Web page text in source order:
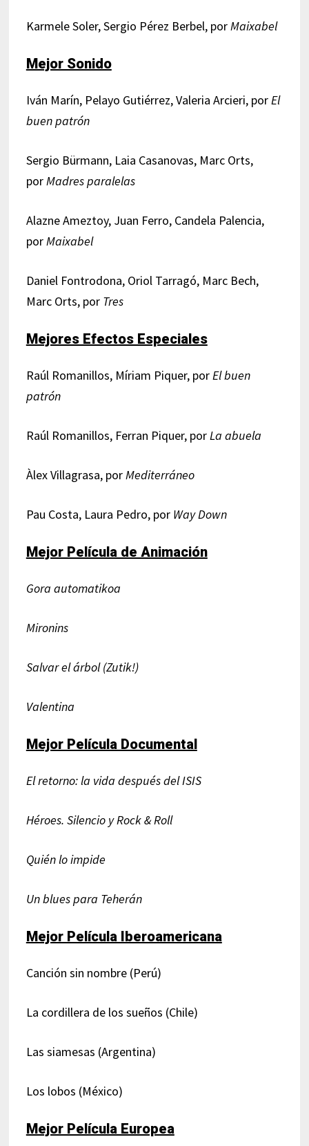
Karmele Soler, Sergio Pérez Berbel, porMaixabel
Mejor Sonido
Iván Marín, Pelayo Gutiérrez, Valeria Arcieri, porEl
buen patrón
Sergio Bürmann, Laia Casanovas, Marc Orts,
porMadres paralelas
Alazne Ameztoy, Juan Ferro, Candela Palencia,
porMaixabel
Daniel Fontrodona, Oriol Tarragó, Marc Bech,
Marc Orts, por Tres
Mejores Efectos Especiales
Raúl Romanillos, Míriam Piquer, porEl buen
patrón
Raúl Romanillos, Ferran Piquer, porLa abuela
Àlex Villagrasa, porMediterráneo
Pau Costa, Laura Pedro, por Way Down
Mejor Película de Animación
Gora automatikoa
Mironins
Salvar el árbol (Zutik!)
Valentina
Mejor Película Documental
El retorno: la vida después del ISIS
Héroes. Silencio y Rock & Roll
Quién lo impide
Un blues para Teherán
Mejor Película Iberoamericana
Canción sin nombre (Perú)
La cordillera de los sueños (Chile)
Las siamesas (Argentina)
Los lobos (México)
Mejor Película Europea